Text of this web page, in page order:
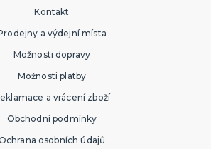
Kontakt
a výdejní místa
Možnosti dopravy
Možnosti platby
a vrácení zboží
Obchodní podmínky
osobních údajů